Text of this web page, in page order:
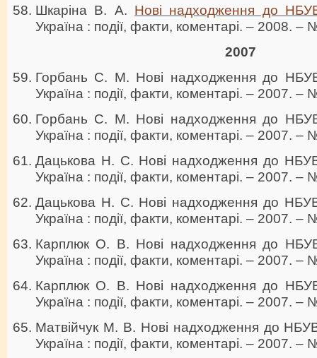
Шкаріна В. А. Нові надходження до
Україна : події, факти, коментарі. – 2008.
2007
Горбань С. М. Нові надходження до
Україна : події, факти, коментарі. – 2007.
Горбань С. М. Нові надходження до
Україна : події, факти, коментарі. – 2007.
Дацькова Н. С. Нові надходження до
Україна : події, факти, коментарі. – 2007.
Дацькова Н. С. Нові надходження до
Україна : події, факти, коментарі. – 2007.
Карплюк О. В. Нові надходження до
Україна : події, факти, коментарі. – 2007.
Карплюк О. В. Нові надходження до
Україна : події, факти, коментарі. – 2007.
Матвійчук М. В. Нові надходження до
Україна : події, факти, коментарі. – 2007.